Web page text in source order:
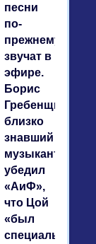
песни
по-
прежнему
звучат в
эфире.
Борис
Гребенщиков,
близко
знавший
музыканта,
убедил
«АиФ»,
что Цой
«был
специально